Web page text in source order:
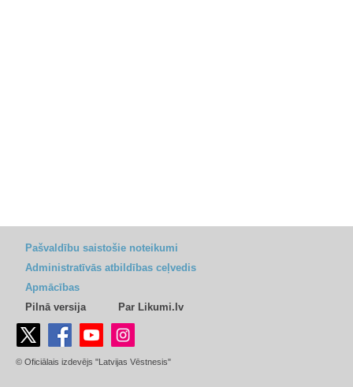
Pašvaldību saistošie noteikumi
Administratīvās atbildības ceļvedis
Apmācības
Pilnā versija
Par Likumi.lv
© Oficiālais izdevējs "Latvijas Vēstnesis"